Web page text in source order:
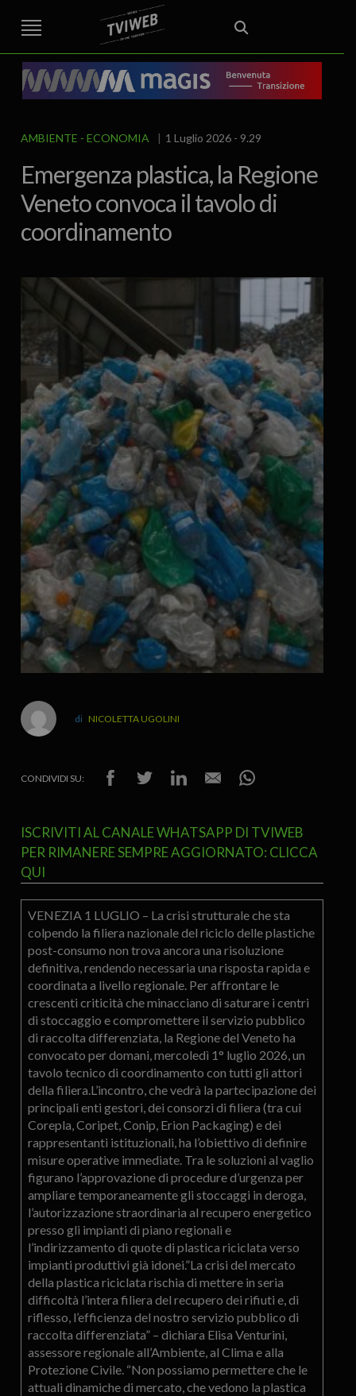
STREET TG CRONACA VENETO
VICENZA E PROVINCIA
AREA BERICA
ECONOMIA ATTUALITA’ POLITICA
EDITORIALE ITALIA E MONDO CURIOSITÀ – LIFESTYLE
CULTURA ARTE
SPORT
IL GRAFFIO FOOD & DRINK
AMBIENTE ECONOMIA 1 Luglio 2026 - 9.29
Emergenza plastica, la Regione
Veneto convoca il tavolo di
coordinamento
NICOLETTA UGOLINI
CONDIVIDI SU:
ISCRIVITI AL CANALE WHATSAPP DI TVIWEB
PER RIMANERE SEMPRE AGGIORNATO: CLICCA
QUI
VENEZIA 1 LUGLIO – La crisi strutturale che sta
colpendo la filiera nazionale del riciclo delle plastiche
post-consumo non trova ancora una risoluzione
definitiva, rendendo necessaria una risposta rapida e
coordinata a livello regionale. Per affrontare le
crescenti criticità che minacciano di saturare i centri
di stoccaggio e compromettere il servizio pubblico
di raccolta differenziata, la Regione del Veneto ha
convocato per domani, mercoledì 1° luglio 2026, un
tavolo tecnico di coordinamento con tutti gli attori
della filiera.L’incontro, che vedrà la partecipazione dei
principali enti gestori, dei consorzi di filiera (tra cui
Corepla, Coripet, Conip, Erion Packaging) e dei
rappresentanti istituzionali, ha l’obiettivo di definire
misure operative immediate. Tra le soluzioni al vaglio
figurano l’approvazione di procedure d’urgenza per
ampliare temporaneamente gli stoccaggi in deroga,
l’autorizzazione straordinaria al recupero energetico
presso gli impianti di piano regionali e
l’indirizzamento di quote di plastica riciclata verso
impianti produttivi già idonei.”La crisi del mercato
della plastica riciclata rischia di mettere in seria
difficoltà l’intera filiera del recupero dei rifiuti e, di
riflesso, l’efficienza del nostro servizio pubblico di
raccolta differenziata” – dichiara Elisa Venturini,
assessore regionale all’Ambiente, al Clima e alla
Protezione Civile. “Non possiamo permettere che le
attuali dinamiche di mercato, che vedono la plastica